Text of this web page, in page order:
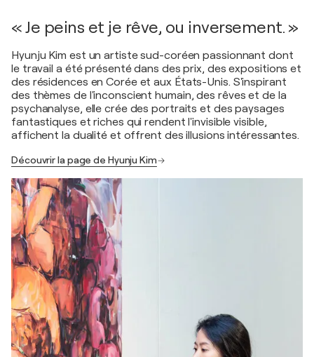
« Je peins et je rêve, ou inversement. »
Hyunju Kim est un artiste sud-coréen passionnant dont
le travail a été présenté dans des prix, des expositions et
des résidences en Corée et aux États-Unis. S'inspirant
des thèmes de l'inconscient humain, des rêves et de la
psychanalyse, elle crée des portraits et des paysages
fantastiques et riches qui rendent l'invisible visible,
affichent la dualité et offrent des illusions intéressantes.
Découvrir la page de Hyunju Kim